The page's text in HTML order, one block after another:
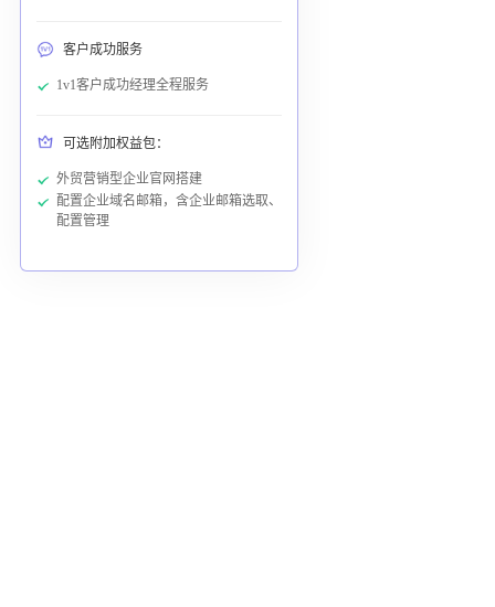
客户成功服务
1v1客户成功经理全程服务
可选附加权益包：
外贸营销型企业官网搭建
配置企业域名邮箱，含企业邮箱选取、
配置管理